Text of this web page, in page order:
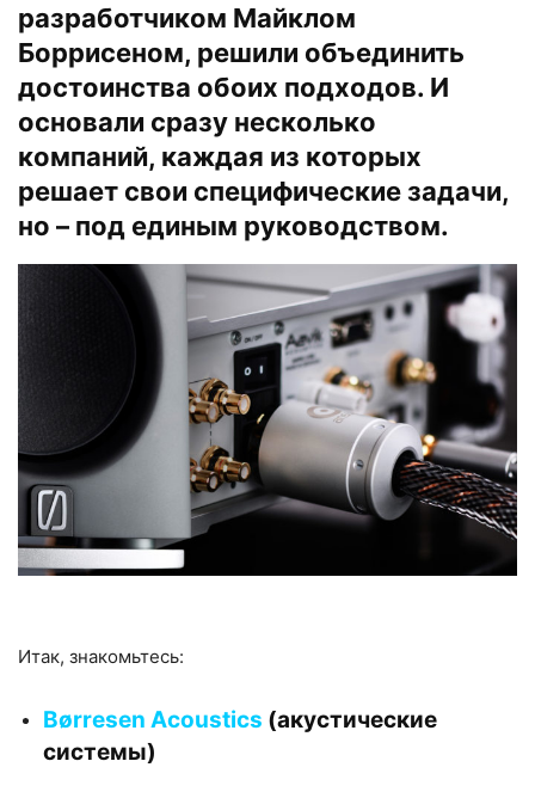
разработчиком Майклом
Боррисеном, решили объединить
достоинства обоих подходов. И
основали сразу несколько
компаний, каждая из которых
решает свои специфические задачи,
но – под единым руководством.
Итак, знакомьтесь:
Børresen Acoustics (акустические
системы)